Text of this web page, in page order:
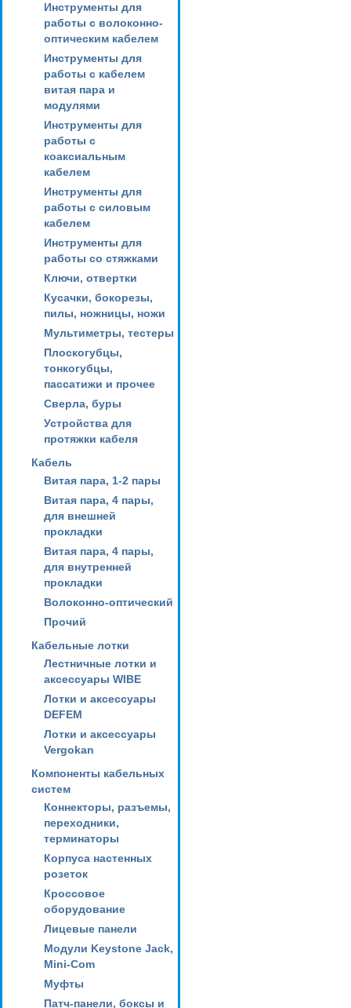
Инструменты для
работы с волоконно-
оптическим кабелем
Инструменты для
работы с кабелем
витая пара и
модулями
Инструменты для
работы с
коаксиальным
кабелем
Инструменты для
работы с силовым
кабелем
Инструменты для
работы со стяжками
Ключи, отвертки
Кусачки, бокорезы,
пилы, ножницы, ножи
Мультиметры, тестеры
Плоскогубцы,
тонкогубцы,
пассатижи и прочее
Сверла, буры
Устройства для
протяжки кабеля
Кабель
Витая пара, 1-2 пары
Витая пара, 4 пары,
для внешней
прокладки
Витая пара, 4 пары,
для внутренней
прокладки
Волоконно-оптический
Прочий
Кабельные лотки
Лестничные лотки и
аксессуары WIBE
Лотки и аксессуары
DEFEM
Лотки и аксессуары
Vergokan
Компоненты кабельных
систем
Коннекторы, разъемы,
переходники,
терминаторы
Корпуса настенных
розеток
Кроссовое
оборудование
Лицевые панели
Модули Keystone Jack,
Mini-Com
Муфты
Патч-панели, боксы и